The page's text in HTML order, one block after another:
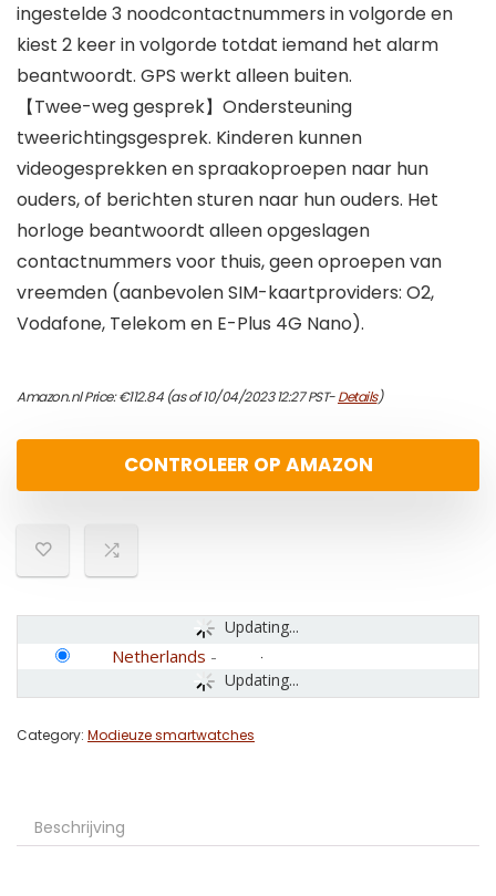
ingestelde 3 noodcontactnummers in volgorde en
kiest 2 keer in volgorde totdat iemand het alarm
beantwoordt. GPS werkt alleen buiten.
【Twee-weg gesprek】Ondersteuning
tweerichtingsgesprek. Kinderen kunnen
videogesprekken en spraakoproepen naar hun
ouders, of berichten sturen naar hun ouders. Het
horloge beantwoordt alleen opgeslagen
contactnummers voor thuis, geen oproepen van
vreemden (aanbevolen SIM-kaartproviders: O2,
Vodafone, Telekom en E-Plus 4G Nano).
Amazon.nl Price:€112.84(as of 10/04/2023 12:27 PST-Details)
CONTROLEER OP AMAZON
Updating...
Updating...
Netherlands -
Category: Modieuze smartwatches
Beschrijving